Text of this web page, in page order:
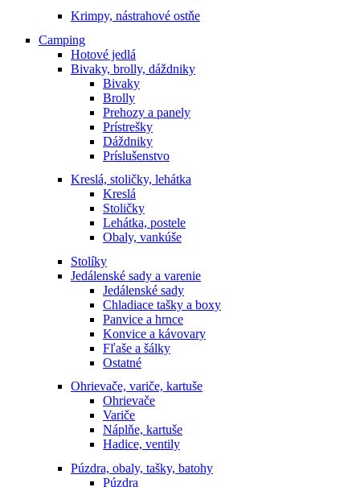
Krimpy, nástrahové ostňe
Camping
Hotové jedlá
Bivaky, brolly, dáždniky
Bivaky
Brolly
Prehozy a panely
Prístrešky
Dáždniky
Príslušenstvo
Kreslá, stoličky, lehátka
Kreslá
Stoličky
Lehátka, postele
Obaly, vankúše
Stolíky
Jedálenské sady a varenie
Jedálenské sady
Chladiace tašky a boxy
Panvice a hrnce
Konvice a kávovary
Fľaše a šálky
Ostatné
Ohrievače, variče, kartuše
Ohrievače
Variče
Náplňe, kartuše
Hadice, ventily
Púzdra, obaly, tašky, batohy
Púzdra